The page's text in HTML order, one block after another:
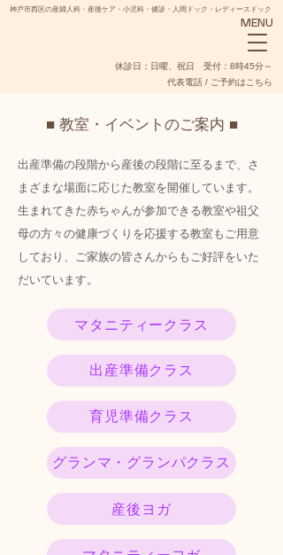
NADESHIKO
​休診日：日曜、祝日 受付：8時45分～
代表電話 / ご予約はこちら
MENU
神戸市西区の産婦人科・産後ケア・小児科・健診・人間ドック・レディースドック
■ 教室・イベントのご案内 ■
出産準備の段階から産後の段階に至るまで、さ
まざまな場面に応じた教室を開催しています。
生まれてきた赤ちゃんが参加できる教室や祖父
母の方々の健康づくりを応援する教室もご用意
しており、ご家族の皆さんからもご好評をいた
だいています。
マタニティークラス
出産準備クラス
育児準備クラス
グランマ・グランパクラス
産後ヨガ